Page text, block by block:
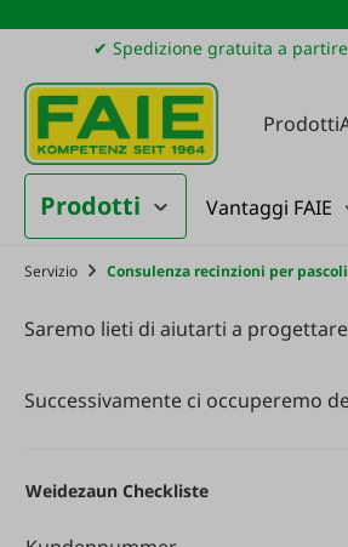
al contenuto principale
Salta alla ricerca
Passa alla navigazione
✔ Spedizione gratuita a partire
Prodotti
Prodotti Vantaggi FAIE
Servizio Consulenza recinzioni per
Saremo lieti di aiutarti a progettare
Successivamente ci occuperemo
Weidezaun Checkliste